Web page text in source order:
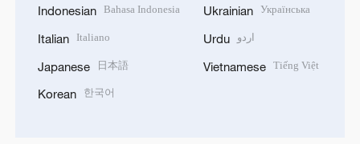
Indonesian Bahasa Indonesia
Italian Italiano
Japanese 日本語
Korean 한국어
Ukrainian Українська
Urdu اردو
Vietnamese Tiếng Việt